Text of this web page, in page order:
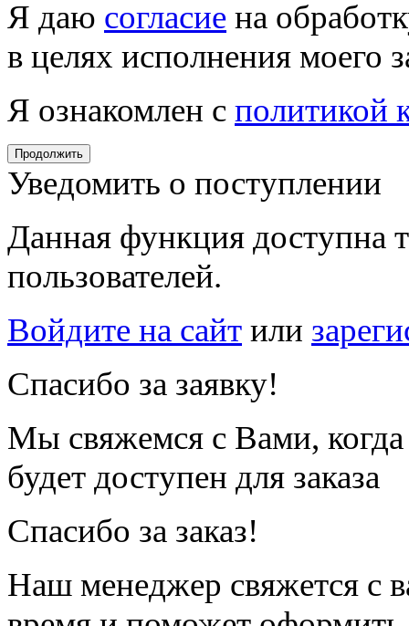
Я даю согласие на
в целях исполнения моего
Я ознакомлен с политикой
Продолжить
Уведомить о поступлении
Данная функция доступна
пользователей.
Войдите на сайт или
Спасибо за заявку!
Мы свяжемся с Вами, когда
будет доступен для заказа
Спасибо за заказ!
Наш менеджер свяжется с